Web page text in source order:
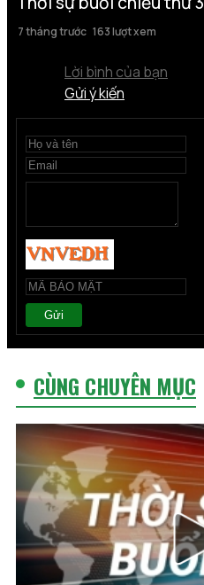
7 tháng trước 163 lượt xem
Lời bình của bạn
Gửi ý kiến
Gửi
CÙNG CHUYÊN MỤC